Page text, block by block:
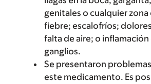
genitales o cualquier zona
fiebre; escalofríos;
falta de aire; o inflamación
ganglios.
Se presentaron
este medicamento. Es